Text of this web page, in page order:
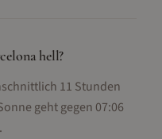
hell?
11 Stunden
geht gegen 07:06